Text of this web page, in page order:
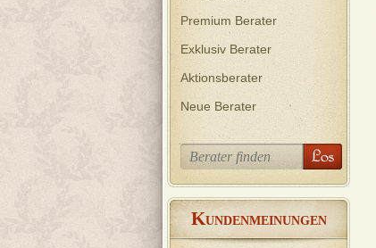
Premium Berater
Exklusiv Berater
Aktionsberater
Neue Berater
KUNDENMEINUNGEN